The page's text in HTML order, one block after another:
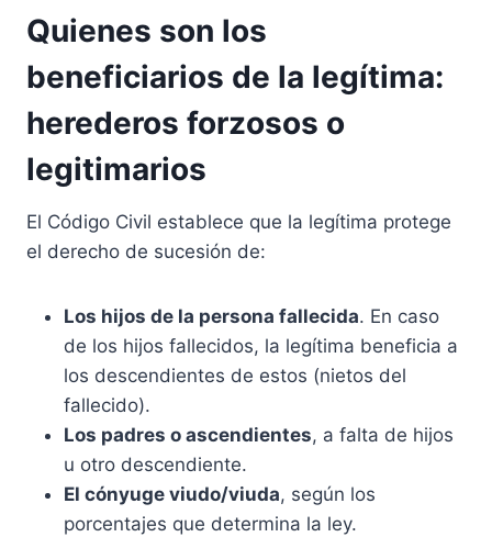
Quienes son los
beneficiarios de la legítima:
herederos forzosos o
legitimarios
El Código Civil establece que la legítima protege
el derecho de sucesión de:
Los hijos de la persona fallecida. En caso
de los hijos fallecidos, la legítima beneficia a
los descendientes de estos (nietos del
fallecido).
Los padres o ascendientes, a falta de hijos
u otro descendiente.
El cónyuge viudo/viuda, según los
porcentajes que determina la ley.